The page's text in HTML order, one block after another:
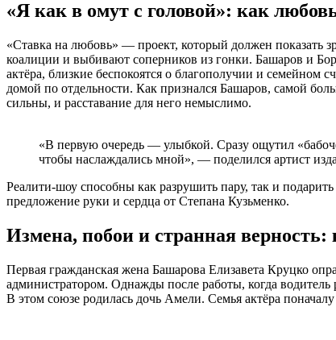
«Я как в омут с головой»: как
«Ставка на любовь» — проект, который должен показать
коалиции и выбивают соперников из гонки. Башаров и
актёра, близкие беспокоятся о благополучии и семейном
домой по отдельности. Как признался Башаров, самой
сильны, и расставание для него немыслимо.
«В первую очередь — улыбкой. Сразу ощутил
чтобы наслаждались мной», — поделился артист
Реалити-шоу способны как разрушить пару, так и
предложение руки и сердца от Степана Кузьменко.
Измена, побои и странная
Первая гражданская жена Башарова Елизавета Круцко
администратором. Однажды после работы, когда водитель
В этом союзе родилась дочь Амели. Семья актёра